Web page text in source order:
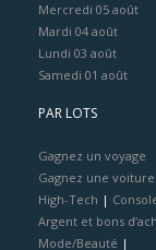
Mercredi 05 août
Mardi 04 août
Lundi 03 août
Samedi 01 août
PAR LOTS
Gagnez un voyage
Gagnez une voiture
High-Tech |
Argent et bons
Mode/Beauté |